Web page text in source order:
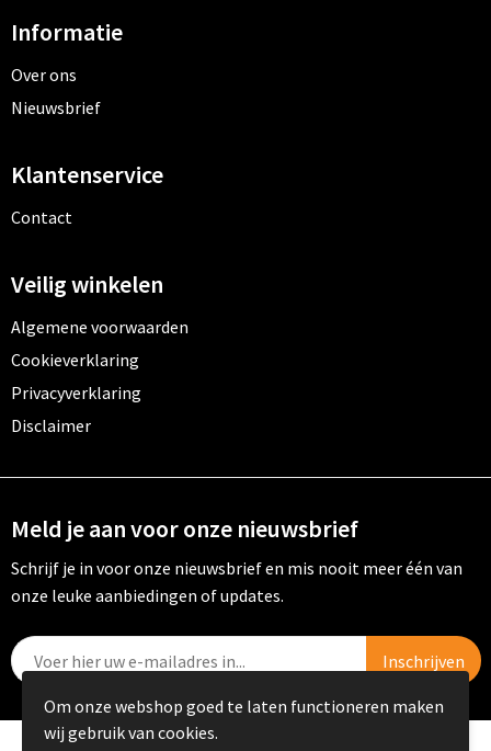
Informatie
Over ons
Nieuwsbrief
Klantenservice
Contact
Veilig winkelen
Algemene voorwaarden
Cookieverklaring
Privacyverklaring
Disclaimer
Meld je aan voor onze nieuwsbrief
Schrijf je in voor onze nieuwsbrief en mis nooit meer één van
onze leuke aanbiedingen of updates.
Om onze webshop goed te laten functioneren maken
wij gebruik van cookies.